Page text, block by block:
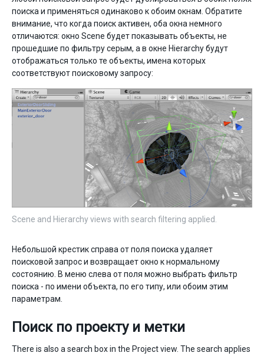
поиска и применяться одинаково к обоим окнам. Обратите
внимание, что когда поиск активен, оба окна немного
отличаются: окно Scene будет показывать объекты, не
прошедшие по фильтру серым, а в окне Hierarchy будут
отображаться только те объекты, имена которых
соответствуют поисковому запросу:
Scene and Hierarchy views with search filtering applied.
Небольшой крестик справа от поля поиска удаляет
поисковой запрос и возвращает окно к нормальному
состоянию. В меню слева от поля можно выбрать фильтр
поиска - по имени объекта, по его типу, или обоим этим
параметрам.
Поиск по проекту и метки
There is also a search box in the Project view. The search applies